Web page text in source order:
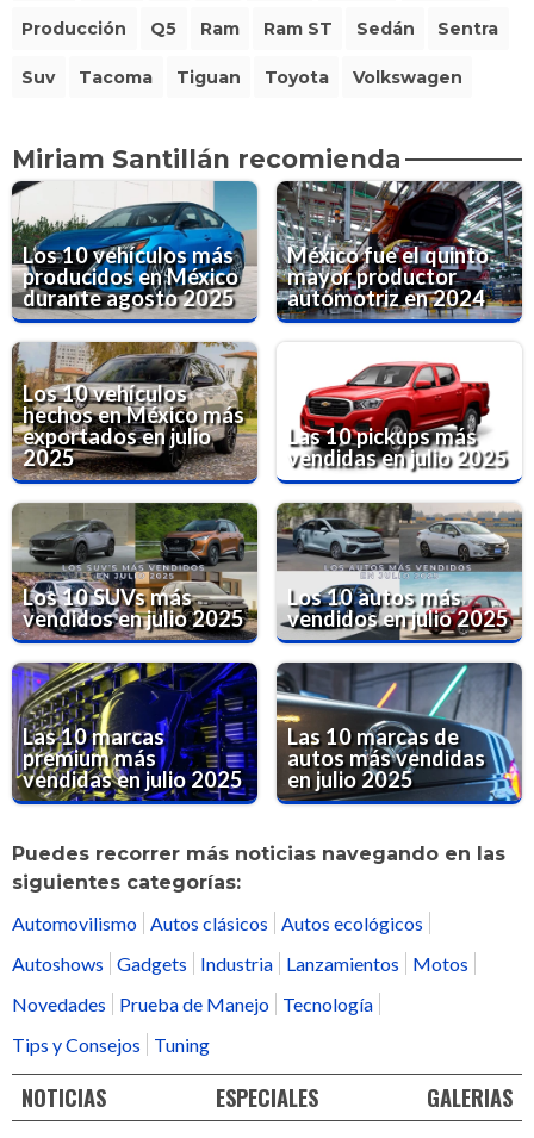
Producción Q5 Ram Ram ST Sedán Sentra
Suv Tacoma Tiguan Toyota Volkswagen
Miriam Santillán recomienda
Los 10 vehículos más
producidos en México
durante agosto 2025
México fue el quinto
mayor productor
automotriz en 2024
Los 10 vehículos
hechos en México más
exportados en julio
2025
Las 10 pickups más
vendidas en julio 2025
Los 10 SUVs más
vendidos en julio 2025
Los 10 autos más
vendidos en julio 2025
Las 10 marcas
premium más
vendidas en julio 2025
Las 10 marcas de
autos más vendidas
en julio 2025
Puedes recorrer más noticias navegando en las
siguientes categorías:
Automovilismo
Autos clásicos
Autos ecológicos
Autoshows
Gadgets Industria Lanzamientos
Motos
Novedades
Prueba de Manejo
Tecnología
Tips y Consejos
Tuning
NOTICIAS ESPECIALES GALERIAS